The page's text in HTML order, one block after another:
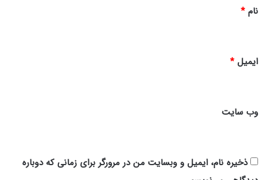
نام*
ایمیل*
وب‌ سایت
ذخیره نام، ایمیل و وبسایت من در مرورگر برای زمانی که دوباره